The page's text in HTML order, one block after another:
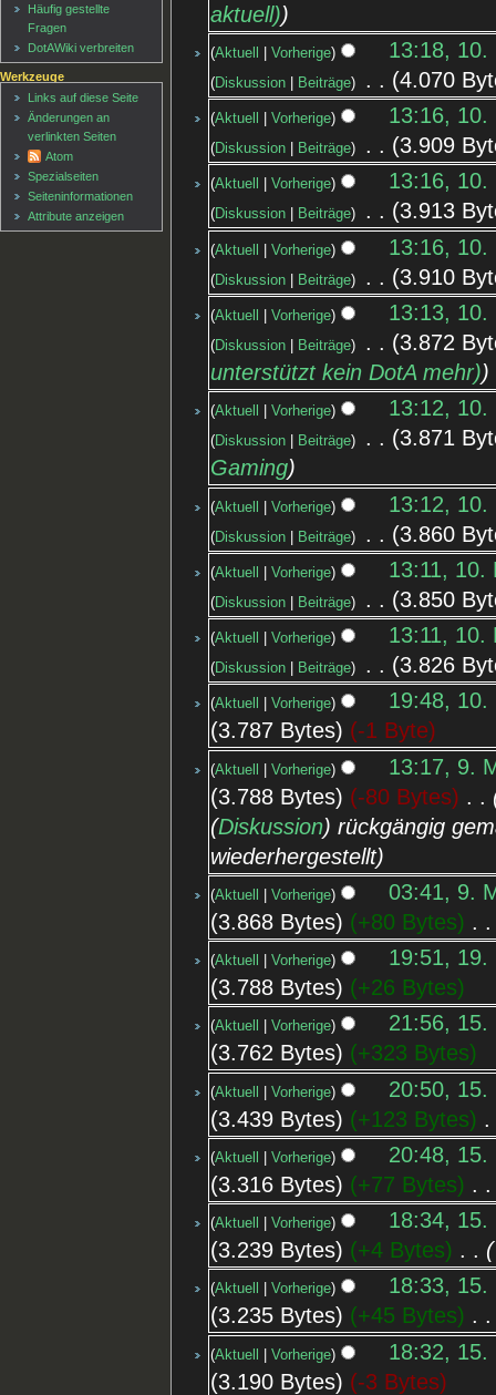
aktuell)
Aktuell Vorherige 13:18, 10.
Diskussion Beiträge 4.070
Aktuell Vorherige 13:16, 10.
Diskussion Beiträge 3.909
Aktuell Vorherige 13:16, 10.
Diskussion Beiträge 3.913
Aktuell Vorherige 13:16, 10.
Diskussion Beiträge 3.910
Aktuell Vorherige 13:13, 10.
Diskussion Beiträge
3.872
unterstützt kein DotA mehr)
Aktuell Vorherige 13:12, 10.
Diskussion Beiträge
3.871
Gaming
Aktuell Vorherige 13:12, 10.
Diskussion Beiträge 3.860
Aktuell Vorherige 13:11, 10.
Diskussion Beiträge 3.850
Aktuell Vorherige 13:11, 10.
Diskussion Beiträge 3.826
Aktuell Vorherige
19:48, 10.
3.787 Bytes
-1 Byte
Aktuell Vorherige
13:17, 9.
3.788 Bytes
-80 Bytes
(Diskussion) rückgängig
wiederhergestellt
Aktuell Vorherige
03:41, 9.
3.868 Bytes
+80 Bytes
Aktuell Vorherige
19:51, 19.
3.788 Bytes
+26 Bytes
Aktuell Vorherige
21:56, 15.
3.762 Bytes
+323 Bytes
Aktuell Vorherige
20:50, 15.
3.439 Bytes
+123 Bytes
Aktuell Vorherige
20:48, 15.
3.316 Bytes
+77 Bytes
Aktuell Vorherige
18:34, 15.
3.239 Bytes
+4 Bytes
Aktuell Vorherige
18:33, 15.
3.235 Bytes
+45 Bytes
Aktuell Vorherige
18:32, 15.
3.190 Bytes
-3 Bytes
Häufig gestellte
Fragen
DotAWiki verbreiten
Werkzeuge
Links auf diese Seite
Änderungen an
verlinkten Seiten
Atom
Spezialseiten
Seiten­informationen
Attribute anzeigen